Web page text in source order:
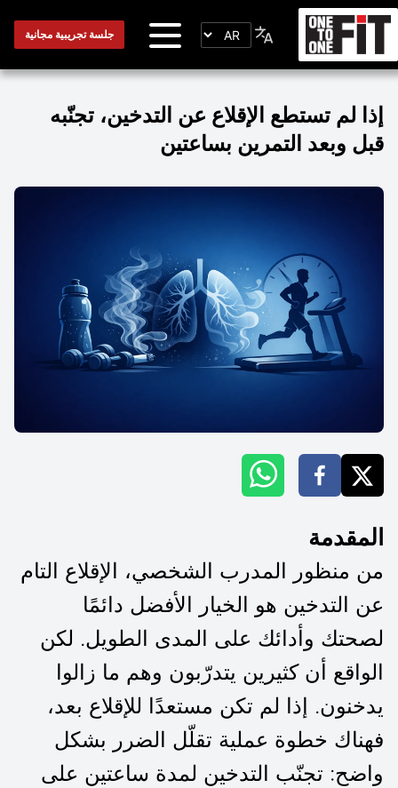
جلسة تجريبية مجانية
إذا لم تستطع الإقلاع عن التدخين، تجنّبه
قبل وبعد التمرين بساعتين
المقدمة
من منظور المدرب الشخصي، الإقلاع التام
عن التدخين هو الخيار الأفضل دائمًا
لصحتك وأدائك على المدى الطويل. لكن
الواقع أن كثيرين يتدرّبون وهم ما زالوا
يدخنون. إذا لم تكن مستعدًا للإقلاع بعد،
فهناك خطوة عملية تقلّل الضرر بشكل
واضح: تجنّب التدخين لمدة ساعتين على